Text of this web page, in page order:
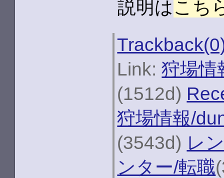
説明はこち
Link:狩場情
(1512d)
狩場情報/
(3543d) レ
ンター/転職